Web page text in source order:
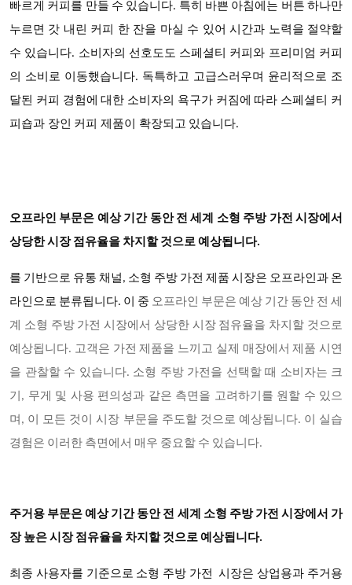
빠르게 커피를 만들 수 있습니다. 특히 바쁜 아침에는 버튼 하나만
누르면 갓 내린 커피 한 잔을 마실 수 있어 시간과 노력을 절약할
수 있습니다. 소비자의 선호도도 스페셜티 커피와 프리미엄 커피
의 소비로 이동했습니다. 독특하고 고급스러우며 윤리적으로 조
달된 커피 경험에 대한 소비자의 욕구가 커짐에 따라 스페셜티 커
피숍과 장인 커피 제품이 확장되고 있습니다.
오프라인 부문은 예상 기간 동안 전 세계 소형 주방 가전 시장에서
상당한 시장 점유율을 차지할 것으로 예상됩니다.
를 기반으로 유통 채널 , 소형 주방 가전 제품 시장은 오프라인과 온
라인으로 분류됩니다. 이 중 오프라인 부문은 예상 기간 동안 전 세
계 소형 주방 가전 시장에서 상당한 시장 점유율을 차지할 것으로
예상됩니다. 고객은 가전 제품을 느끼고 실제 매장에서 제품 시연
을 관찰할 수 있습니다. 소형 주방 가전을 선택할 때 소비자는 크
기, 무게 및 사용 편의성과 같은 측면을 고려하기를 원할 수 있으
며, 이 모든 것이 시장 부문을 주도할 것으로 예상됩니다. 이 실습
경험은 이러한 측면에서 매우 중요할 수 있습니다.
주거용 부문은 예상 기간 동안 전 세계 소형 주방 가전 시장에서 가
장 높은 시장 점유율을 차지할 것으로 예상됩니다.
최종 사용자를 기준으로 소형 주방 가전 시장은상업용과 주거용